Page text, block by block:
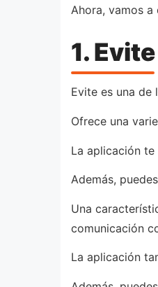
Ahora, vamos
1. Evite
Evite es una de
Ofrece una
La aplicación
Además,
Una
comunicación
La aplicación